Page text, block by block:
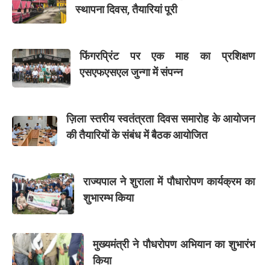
स्थापना दिवस, तैयारियां पूरी
फिंगरप्रिंट पर एक माह का प्रशिक्षण
एसएफएसएल जुन्गा में संपन्न
ज़िला स्तरीय स्वतंत्रता दिवस समारोह के आयोजन
की तैयारियों के संबंध में बैठक आयोजित
राज्यपाल ने शुराला में पौधारोपण कार्यक्रम का
शुभारम्भ किया
मुख्यमंत्री ने पौधरोपण अभियान का शुभारंभ
किया